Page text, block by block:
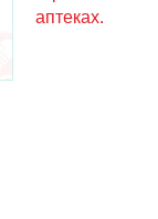
аптеках.